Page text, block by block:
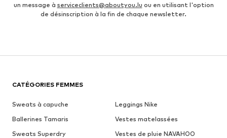
un message à serviceclients@aboutyou.lu ou en utilisant l'option
de désinscription à la fin de chaque newsletter.
CATÉGORIES FEMMES
Sweats à capuche
Leggings Nike
Ballerines Tamaris
Vestes matelassées
Sweats Superdry
Vestes de pluie NAVAHOO